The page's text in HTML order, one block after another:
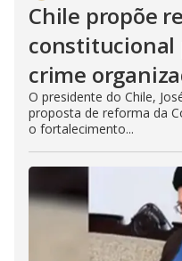
Chile propõe
constitucional
crime
O presidente do Chile,
proposta de reforma da
o fortalecimento...